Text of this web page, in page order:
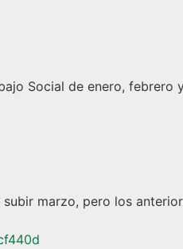
Social de enero, febrero
marzo, pero los